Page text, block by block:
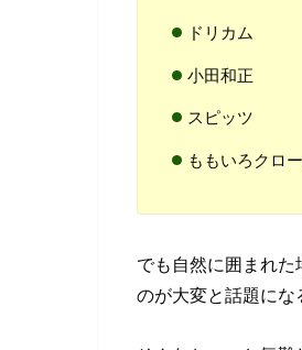
ドリカム
小田和正
スピッツ
ももいろクロ
でも自然に囲まれた
のが大変と話題にな